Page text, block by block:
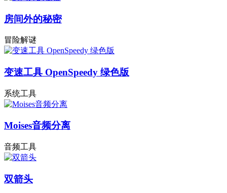
房间外的秘密
冒险解谜
变速工具 OpenSpeedy 绿色版
系统工具
Moises音频分离
音频工具
双箭头